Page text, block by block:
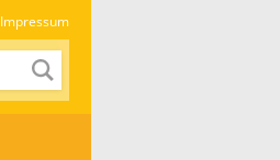
Impressum